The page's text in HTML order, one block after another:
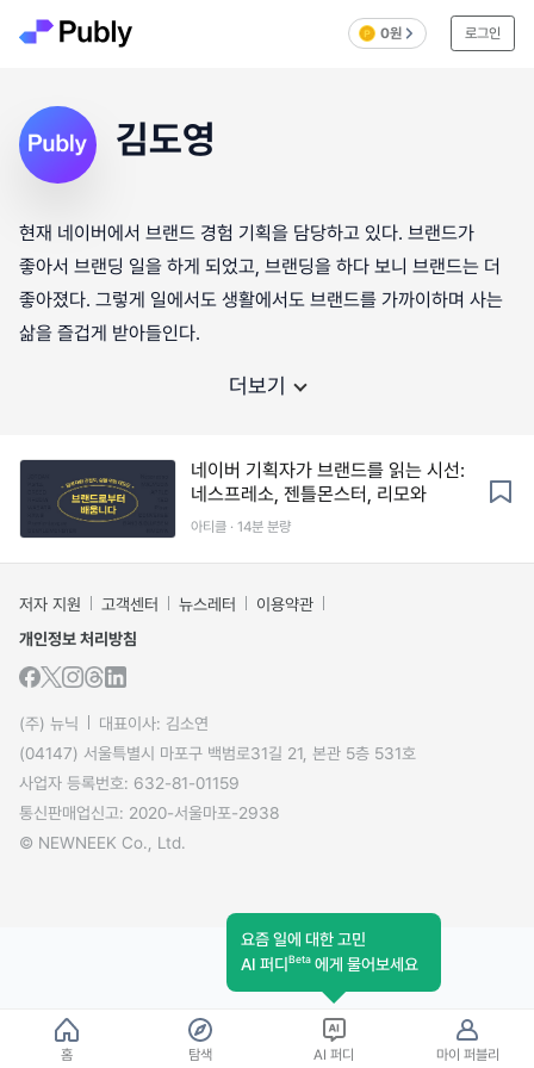
0원 로그인
김도영
현재 네이버에서 브랜드 경험 기획을 담당하고 있다. 브랜드가
좋아서 브랜딩 일을 하게 되었고, 브랜딩을 하다 보니 브랜드는 더
좋아졌다. 그렇게 일에서도 생활에서도 브랜드를 가까이하며 사는
더보기
네이버 기획자가 브랜드를 읽는 시선:
네스프레소, 젠틀몬스터, 리모와
아티클 · 14분 분량
저자 지원 고객센터 뉴스레터
이용약관
개인정보 처리방침
(주) 뉴닉
대표이사: 김소연
(04147) 서울특별시 마포구 백범로31길 21, 본관 5층 531호
사업자 등록번호: 632-81-01159
통신판매업신고: 2020-서울마포-2938
© NEWNEEK Co., Ltd.
홈 탐색
요즘 일에 대한 고민
AI 퍼디Beta 에게 물어보세요
AI 퍼디 마이 퍼블리